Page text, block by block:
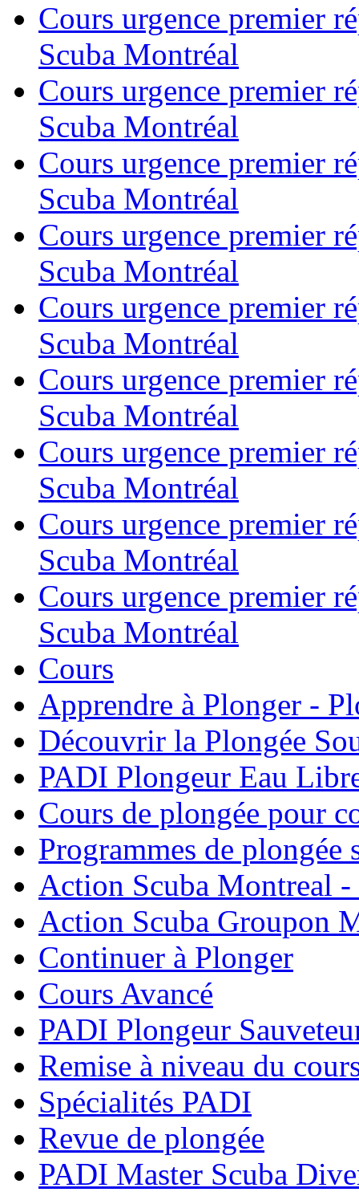
Cours urgence premier
Scuba Montréal
Cours urgence premier
Scuba Montréal
Cours urgence premier
Scuba Montréal
Cours urgence premier
Scuba Montréal
Cours urgence premier
Scuba Montréal
Cours urgence premier
Scuba Montréal
Cours urgence premier
Scuba Montréal
Cours urgence premier
Scuba Montréal
Cours urgence premier
Scuba Montréal
Cours
Apprendre à Plonger -
Découvrir la Plongée
PADI Plongeur Eau
Cours de plongée pour
Programmes de plongée
Action Scuba Montreal
Action Scuba Groupon
Continuer à Plonger
Cours Avancé
PADI Plongeur
Remise à niveau du
Spécialités PADI
Revue de plongée
PADI Master Scuba